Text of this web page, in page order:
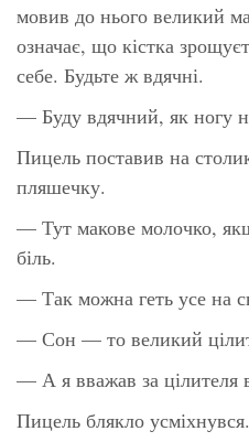
мовив до нього великий
означає, що кістка
себе. Будьте ж вдячні.
— Буду вдячний, як ногу
Пицель поставив на
пляшечку.
— Тут макове молочко,
біль.
— Так можна геть усе на
— Сон — то великий
— А я вважав за цілителя
Пицель блякло усміхнувся.